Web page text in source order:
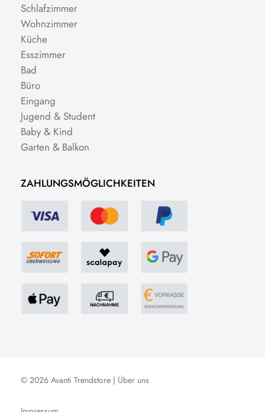
Schlafzimmer
Wohnzimmer
Küche
Esszimmer
Bad
Büro
Eingang
Jugend & Student
Baby & Kind
Garten & Balkon
ZAHLUNGSMÖGLICHKEITEN
© 2026 Avanti Trendstore | Über uns